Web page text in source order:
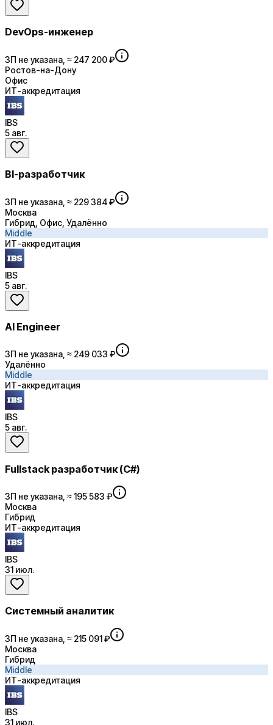
DevOps-инженер
ЗП не указана, ≈ 247 200 ₽
Ростов-на-Дону
Офис
ИТ-аккредитация
IBS
5 авг.
BI-разработчик
ЗП не указана, ≈ 229 384 ₽
Москва
Гибрид, Офис, Удалённо
Middle
ИТ-аккредитация
IBS
5 авг.
AI Engineer
ЗП не указана, ≈ 249 033 ₽
Удалённо
Middle
ИТ-аккредитация
IBS
5 авг.
Fullstack разработчик (C#)
ЗП не указана, ≈ 195 583 ₽
Москва
Гибрид
ИТ-аккредитация
IBS
31 июл.
Системный аналитик
ЗП не указана, ≈ 215 091 ₽
Москва
Гибрид
Middle
ИТ-аккредитация
IBS
31 июл.